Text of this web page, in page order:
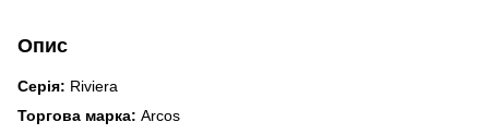
Опис
Серія: Riviera
Торгова марка: Arcos